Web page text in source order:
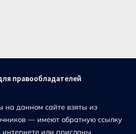
правообладателей
на данном сайте взяты из
— имеют обратную ссылку
или присланы